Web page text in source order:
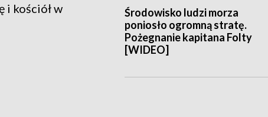
Środowisko ludzi morza
poniosło ogromną stratę.
Pożegnanie kapitana Folty
[WIDEO]
i kościół w